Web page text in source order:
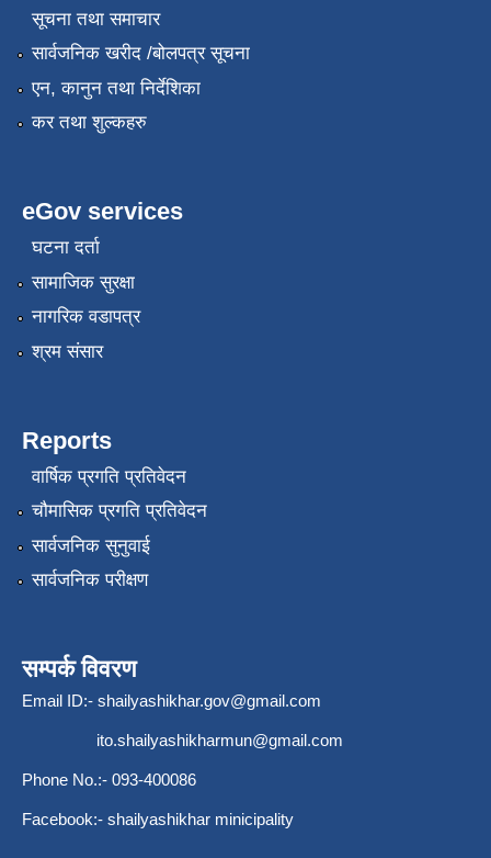
सूचना तथा समाचार
सार्वजनिक खरीद /बोलपत्र सूचना
एन, कानुन तथा निर्देशिका
कर तथा शुल्कहरु
eGov services
घटना दर्ता
सामाजिक सुरक्षा
नागरिक वडापत्र
श्रम संसार
Reports
वार्षिक प्रगति प्रतिवेदन
चौमासिक प्रगति प्रतिवेदन
सार्वजनिक सुनुवाई
सार्वजनिक परीक्षण
सम्पर्क विवरण
Email ID:- shailyashikhar.gov@gmail.com
ito.shailyashikharmun@gmail.com
Phone No.:- 093-400086
Facebook:- shailyashikhar minicipality